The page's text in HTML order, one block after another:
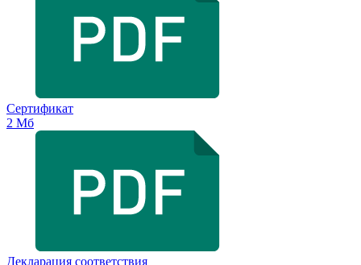
Сертификат
2 Мб
Декларация соответствия